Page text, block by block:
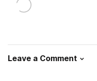
Leave a Comment